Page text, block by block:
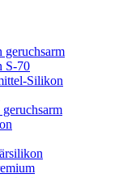
geruchsarm
S-70
Silikon